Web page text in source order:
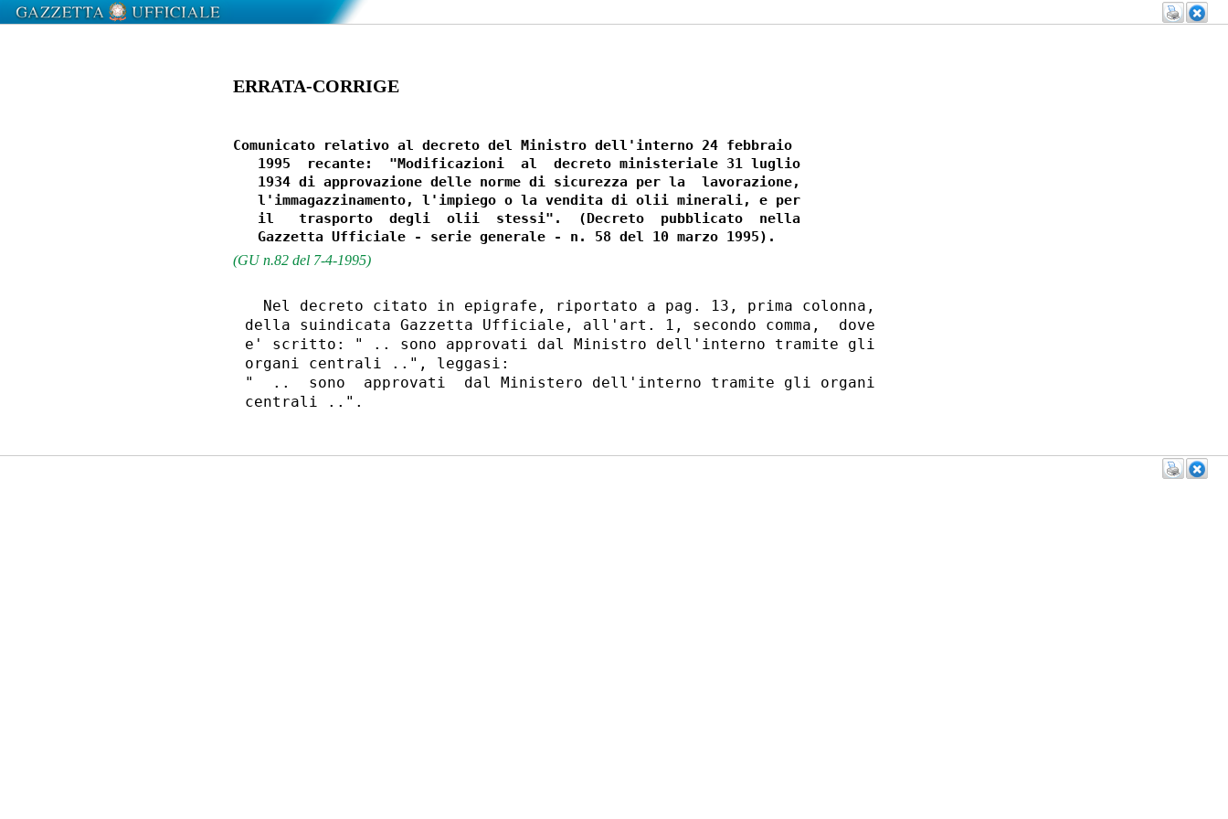
ERRATA-CORRIGE
Comunicato relativo al decreto del Ministro dell'interno 24 febbraio
   1995  recante:  "Modificazioni  al  decreto ministeriale 31 luglio
   1934 di approvazione delle norme di sicurezza per la  lavorazione,
   l'immagazzinamento, l'impiego o la vendita di olii minerali, e per
   il   trasporto  degli  olii  stessi".  (Decreto  pubblicato  nella
(GU n.82 del 7-4-1995)
  Nel decreto citato in epigrafe, riportato a pag. 13, prima colonna,
della suindicata Gazzetta Ufficiale, all'art. 1, secondo comma,  dove
e' scritto: " .. sono approvati dal Ministro dell'interno tramite gli
organi centrali ..", leggasi:
"  ..  sono  approvati  dal Ministero dell'interno tramite gli organi